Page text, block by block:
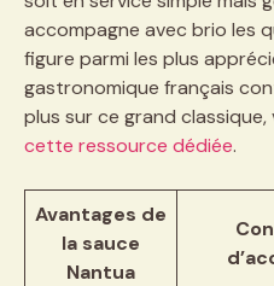
accompagne avec brio les
figure parmi les plus
gastronomique français
plus sur ce grand
cette ressource dédiée.
Avantages de
la sauce
Nantua